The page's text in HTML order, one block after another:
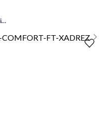
Camisa Comfort Fit Xadrez Masculina Individual